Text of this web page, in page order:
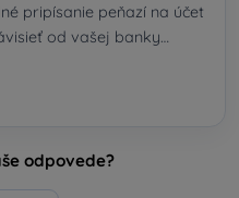
pripísanie peňazí na účet
od vašej banky
odpovede?